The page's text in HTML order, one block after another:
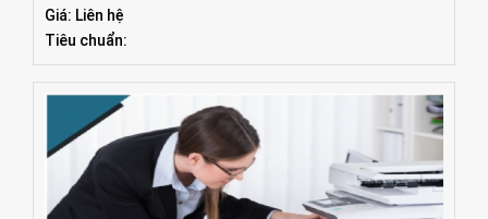
Giá: Liên hệ
Tiêu chuẩn: